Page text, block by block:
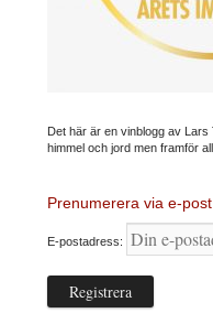
Det här är en vinblogg av
himmel och jord men framför
Prenumerera via e-post
E-postadress: